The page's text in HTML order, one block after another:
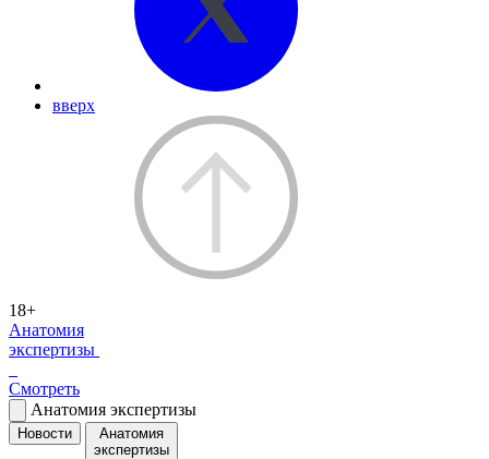
вверх
18+
Анатомия
экспертизы
Смотреть
Анатомия экспертизы
Новости
Анатомия
экспертизы